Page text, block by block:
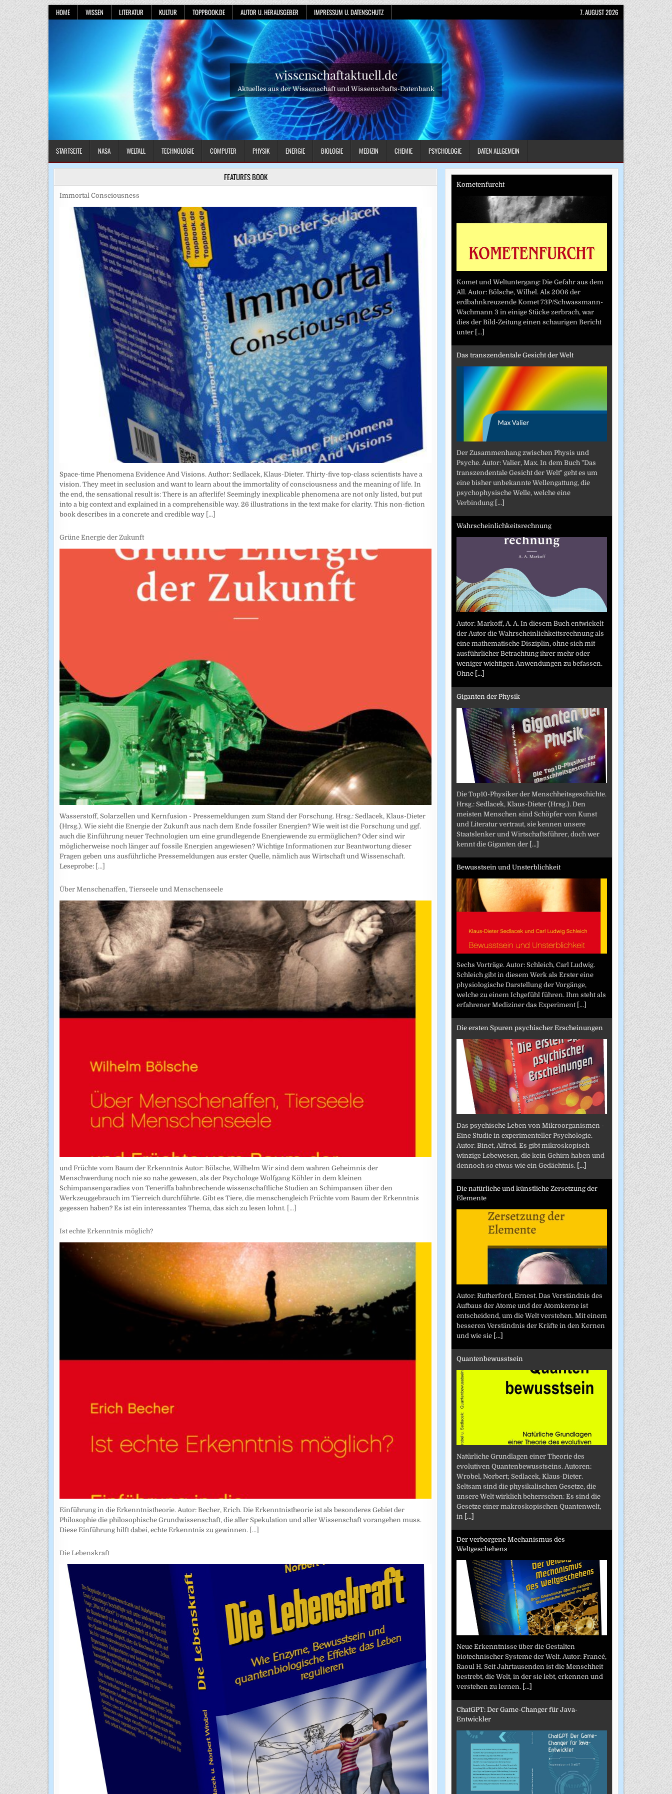
Skip
to
content
HOME WISSEN LITERATUR KULTUR TOPPBOOK.DE AUTOR U. HERAUSGEBER IMPRESSUM U. DATENSCHUTZ 7. AUGUST 2026
wissenschaftaktuell.de
Aktuelles aus der Wissenschaft und Wissenschafts-Datenbank
STARTSEITE NASA WELTALL TECHNOLOGIE COMPUTER PHYSIK ENERGIE BIOLOGIE MEDIZIN CHEMIE PSYCHOLOGIE DATEN ALLGEMEIN
FEATURES BOOK
Immortal Consciousness
Space-time Phenomena Evidence And Visions. Author: Sedlacek, Klaus-Dieter. Thirty-five top-class scientists have a
vision. They meet in seclusion and want to learn about the immortality of consciousness and the meaning of life. In
the end, the sensational result is: There is an afterlife! Seemingly inexplicable phenomena are not only listed, but put
into a big context and explained in a comprehensible way. 26 illustrations in the text make for clarity. This non-fiction
book describes in a concrete and credible way [...]
Grüne Energie der Zukunft
Wasserstoff, Solarzellen und Kernfusion - Pressemeldungen zum Stand der Forschung. Hrsg.: Sedlacek, Klaus-Dieter
(Hrsg.). Wie sieht die Energie der Zukunft aus nach dem Ende fossiler Energien? Wie weit ist die Forschung und ggf.
auch die Einführung neuer Technologien um eine grundlegende Energiewende zu ermöglichen? Oder sind wir
möglicherweise noch länger auf fossile Energien angewiesen? Wichtige Informationen zur Beantwortung dieser
Fragen geben uns ausführliche Pressemeldungen aus erster Quelle, nämlich aus Wirtschaft und Wissenschaft.
Leseprobe: [...]
Über Menschenaffen, Tierseele und Menschenseele
und Früchte vom Baum der Erkenntnis Autor: Bölsche, Wilhelm Wir sind dem wahren Geheimnis der
Menschwerdung noch nie so nahe gewesen, als der Psychologe Wolfgang Köhler in dem kleinen
Schimpansenparadies von Teneriffa bahnbrechende wissenschaftliche Studien an Schimpansen über den
Werkzeuggebrauch im Tierreich durchführte. Gibt es Tiere, die menschengleich Früchte vom Baum der Erkenntnis
gegessen haben? Es ist ein interessantes Thema, das sich zu lesen lohnt. [...]
Ist echte Erkenntnis möglich?
Einführung in die Erkenntnistheorie. Autor: Becher, Erich. Die Erkenntnistheorie ist als besonderes Gebiet der
Philosophie die philosophische Grundwissenschaft, die aller Spekulation und aller Wissenschaft vorangehen muss.
Diese Einführung hilft dabei, echte Erkenntnis zu gewinnen. [...]
Die Lebenskraft
Kometenfurcht
Komet und Weltuntergang: Die Gefahr aus dem
All. Autor: Bölsche, Wilhel. Als 2006 der
erdbahnkreuzende Komet 73P/Schwassmann-
Wachmann 3 in einige Stücke zerbrach, war
dies der Bild-Zeitung einen schaurigen Bericht
unter [...]
Das transzendentale Gesicht der Welt
Der Zusammenhang zwischen Physis und
Psyche. Autor: Valier, Max. In dem Buch "Das
transzendentale Gesicht der Welt" geht es um
eine bisher unbekannte Wellengattung, die
psychophysische Welle, welche eine
Verbindung [...]
Wahrscheinlichkeitsrechnung
Autor: Markoff, A. A. In diesem Buch entwickelt
der Autor die Wahrscheinlichkeitsrechnung als
eine mathematische Disziplin, ohne sich mit
ausführlicher Betrachtung ihrer mehr oder
weniger wichtigen Anwendungen zu befassen.
Ohne [...]
Giganten der Physik
Die Top10-Physiker der Menschheitsgeschichte.
Hrsg.: Sedlacek, Klaus-Dieter (Hrsg.). Den
meisten Menschen sind Schöpfer von Kunst
und Literatur vertraut, sie kennen unsere
Staatslenker und Wirtschaftsführer, doch wer
kennt die Giganten der [...]
Bewusstsein und Unsterblichkeit
Sechs Vorträge. Autor: Schleich, Carl Ludwig.
Schleich gibt in diesem Werk als Erster eine
physiologische Darstellung der Vorgänge,
welche zu einem Ichgefühl führen. Ihm steht als
erfahrener Mediziner das Experiment [...]
Die ersten Spuren psychischer Erscheinungen
Das psychische Leben von Mikroorganismen -
Eine Studie in experimenteller Psychologie.
Autor: Binet, Alfred. Es gibt mikroskopisch
winzige Lebewesen, die kein Gehirn haben und
dennoch so etwas wie ein Gedächtnis. [...]
Die natürliche und künstliche Zersetzung der
Elemente
Autor: Rutherford, Ernest. Das Verständnis des
Aufbaus der Atome und der Atomkerne ist
entscheidend, um die Welt verstehen. Mit einem
besseren Verständnis der Kräfte in den Kernen
und wie sie [...]
Quantenbewusstsein
Natürliche Grundlagen einer Theorie des
evolutiven Quantenbewusstseins. Autoren:
Wrobel, Norbert; Sedlacek, Klaus-Dieter.
Seltsam sind die physikalischen Gesetze, die
unsere Welt wirklich beherrschen: Es sind die
Gesetze einer makroskopischen Quantenwelt,
in [...]
Der verborgene Mechanismus des
Weltgeschehens
Neue Erkenntnisse über die Gestalten
biotechnischer Systeme der Welt. Autor: Francé,
Raoul H. Seit Jahrtausenden ist die Menschheit
bestrebt, die Welt, in der sie lebt, erkennen und
verstehen zu lernen. [...]
ChatGPT: Der Game-Changer für Java-
Entwickler